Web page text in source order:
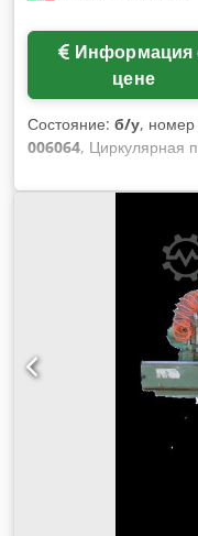
цене
Состояние: б/у, номер
006064, Циркулярная
панели: 85 мм Макс.
Расстояние между